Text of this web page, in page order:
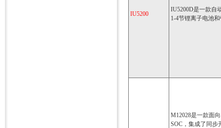
IU5200
IU5200D是一款自
1-4节锂离子电池
M12028是一款面
SOC，集成了同步